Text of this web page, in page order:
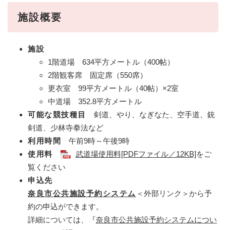
施設概要
施設
1階道場 634平方メートル（400帖）
2階観客席 固定席（550席）
更衣室 99平方メートル（40帖）×2室
中道場 352.8平方メートル
可能な競技種目
剣道、やり、なぎなた、空手道、銃
剣道、少林寺拳法など
利用時間
午前9時～午後9時
使用料
武道場使用料[PDFファイル／12KB]をご
覧ください
申込先
奈良市公共施設予約システム ＜外部リンク＞ から予
約の申込ができます。
詳細については、『奈良市公共施設予約システムについ